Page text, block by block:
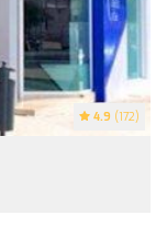
4.9 (172)